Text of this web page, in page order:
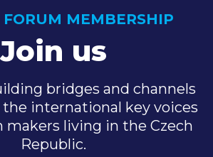
FORUM MEMBERSHIP
Join us
bridges and channels
the international key voices
makers living in the Czech
Republic.